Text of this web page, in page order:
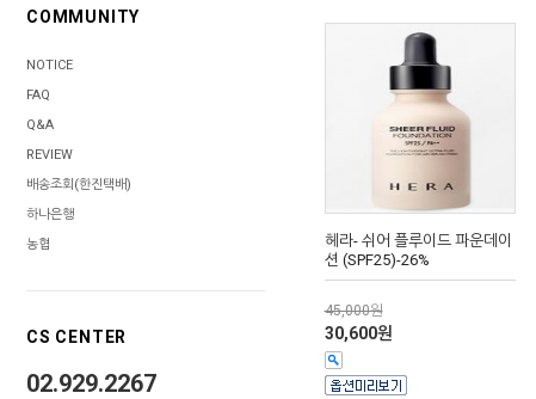
COMMUNITY
NOTICE
FAQ
Q&A
REVIEW
배송조회(한진택배)
하나은행
농협
CS CENTER
02.929.2267
헤라- 쉬어 플루이드 파운데이
션 (SPF25)-26%
45,000원
30,600원